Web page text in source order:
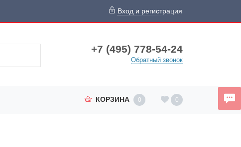
Вход и регистрация
+7 (495) 778-54-24
Обратный звонок
КОРЗИНА 0 0